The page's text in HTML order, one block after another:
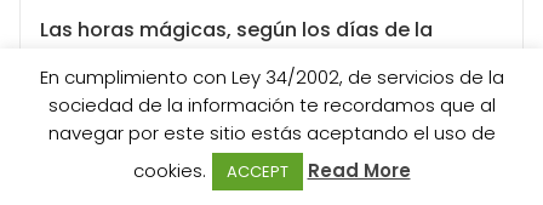
Las horas mágicas, según los días de la
5 de September de 2018
4 de September de 2018
En cumplimiento con Ley 34/2002, de servicios de la
sociedad de la información te recordamos que al
navegar por este sitio estás aceptando el uso de
cookies.
ACCEPT Read More